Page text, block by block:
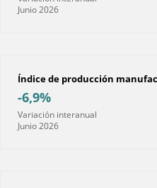
Junio 2026
Índice de producción
-6,9%
Variación interanual
Junio 2026